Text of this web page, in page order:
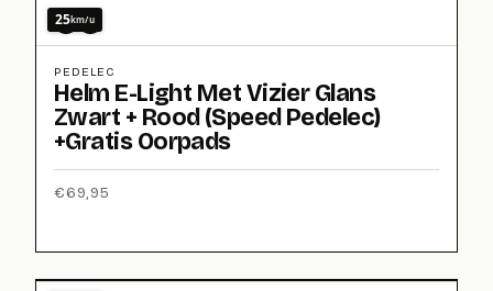
25km/u
PEDELEC
Helm E-Light Met Vizier Glans
Zwart + Rood (Speed Pedelec)
+Gratis Oorpads
€69,95